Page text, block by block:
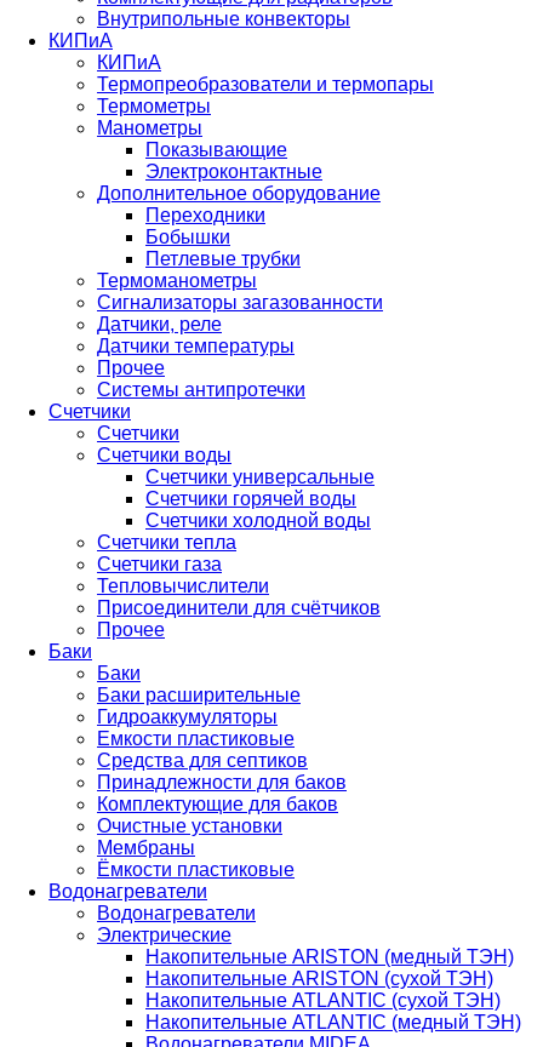
Внутрипольные конвекторы
КИПиА
КИПиА
Термопреобразователи и термопары
Термометры
Манометры
Показывающие
Электроконтактные
Дополнительное оборудование
Переходники
Бобышки
Петлевые трубки
Термоманометры
Сигнализаторы загазованности
Датчики, реле
Датчики температуры
Прочее
Системы антипротечки
Счетчики
Счетчики
Счетчики воды
Счетчики универсальные
Счетчики горячей воды
Счетчики холодной воды
Счетчики тепла
Счетчики газа
Тепловычислители
Присоединители для счётчиков
Прочее
Баки
Баки
Баки расширительные
Гидроаккумуляторы
Емкости пластиковые
Средства для септиков
Принадлежности для баков
Комплектующие для баков
Очистные установки
Мембраны
Ёмкости пластиковые
Водонагреватели
Водонагреватели
Электрические
Накопительные ARISTON (медный ТЭН)
Накопительные ARISTON (сухой ТЭН)
Накопительные ATLANTIC (сухой ТЭН)
Накопительные ATLANTIC (медный ТЭН)